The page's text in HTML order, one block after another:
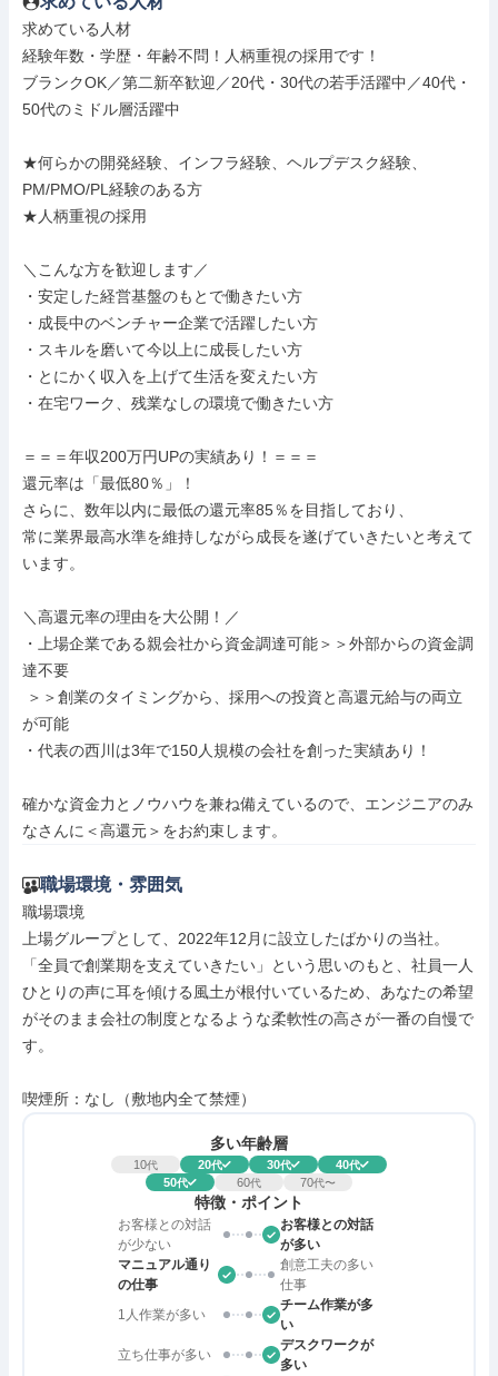
求めている人材
経験年数・学歴・年齢不問！人柄重視の採用です！
ブランクOK／第二新卒歓迎／20代・30代の若手活躍中／40代・
50代のミドル層活躍中
★何らかの開発経験、インフラ経験、ヘルプデスク経験、
PM/PMO/PL経験のある方
★人柄重視の採用
＼こんな方を歓迎します／
・安定した経営基盤のもとで働きたい方
・成長中のベンチャー企業で活躍したい方
・スキルを磨いて今以上に成長したい方
・とにかく収入を上げて生活を変えたい方
・在宅ワーク、残業なしの環境で働きたい方
＝＝＝年収200万円UPの実績あり！＝＝＝
還元率は「最低80％」！
さらに、数年以内に最低の還元率85％を目指しており、
常に業界最高水準を維持しながら成長を遂げていきたいと考えて
います。
＼高還元率の理由を大公開！／
・上場企業である親会社から資金調達可能＞＞外部からの資金調
達不要
が可能
・代表の西川は3年で150人規模の会社を創った実績あり！
確かな資金力とノウハウを兼ね備えているので、エンジニアのみ
なさんに＜高還元＞をお約束します。
職場環境・雰囲気
職場環境
上場グループとして、2022年12月に設立したばかりの当社。
「全員で創業期を支えていきたい」という思いのもと、社員一人
ひとりの声に耳を傾ける風土が根付いているため、あなたの希望
がそのまま会社の制度となるような柔軟性の高さが一番の自慢で
す。
喫煙所：なし（敷地内全て禁煙）
多い年齢層
10代 20代 30代 40代
50代 60代 70代〜
特徴・ポイント
お客様との対話
が少ない
お客様との対話
が多い
マニュアル通り
の仕事
創意工夫の多い
仕事
1人作業が多い
チーム作業が多
い
立ち仕事が多い
デスクワークが
多い